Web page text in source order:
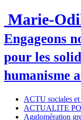
Marie-
Engageons
pour les
humanisme
ACTU sociales
ACTUALITE
Agglomération